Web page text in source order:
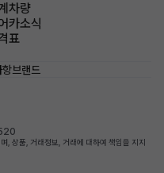
차량
카소식
표
항브랜드
, 상품, 거래정보, 거래에 대하여 책임을 지지